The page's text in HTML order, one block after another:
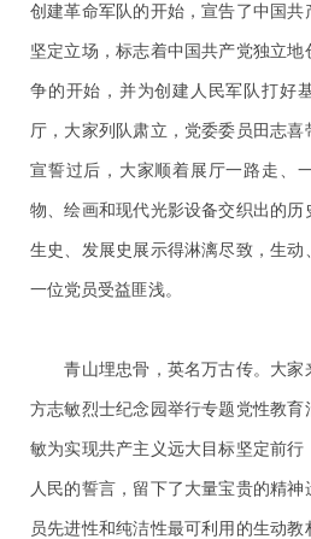
创建革命军队的开始，宣告了中国
坚定立场，标志着中国共产党独立
争的开始，并为创建人民军队打好
厅，大家列队肃立，党委委员田志喜
宣誓过后，大家顺着展厅一路走、
物、绘画和现代光影设备交织出的
生史、发展史展示得淋漓尽致，生
一位党员受益匪浅。
青山埋忠骨，英名万古传。大
方志敏烈士纪念园举行专题党性教
敏为实现共产主义远大目标坚定前行
人民的誓言，留下了大量宝贵的精
员先进性和纯洁性最可利用的生动